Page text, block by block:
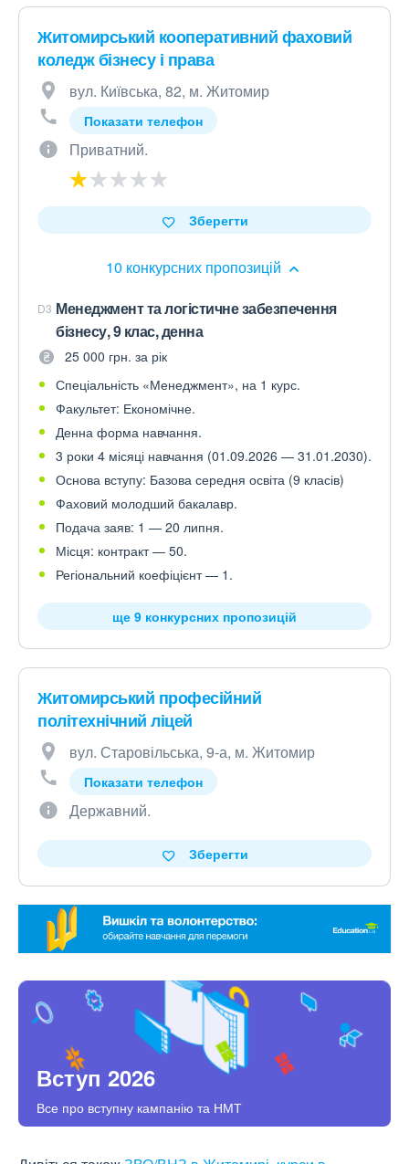
Житомирський кооперативний фаховий
коледж бізнесу і права
вул. Київська, 82, м. Житомир
Показати телефон
Приватний.
10 конкурсних пропозицій
Зберегти
D3 Менеджмент та логістичне забезпечення
бізнесу, 9 клас, денна
25 000 грн. за рік
Спеціальність «Менеджмент», на 1 курс.
Факультет: Економічне.
Денна форма навчання.
3 роки 4 місяці навчання (01.09.2026 — 31.01.2030).
Основа вступу: Базова середня освіта (9 класів)
Фаховий молодший бакалавр.
Подача заяв: 1 — 20 липня.
Місця: контракт — 50.
Регіональний коефіцієнт — 1.
ще 9 конкурсних пропозицій
Житомирський професійний
політехнічний ліцей
вул. Старовільська, 9-а, м. Житомир
Показати телефон
Державний.
Зберегти
Вступ 2026
Все про вступну кампанію та НМТ